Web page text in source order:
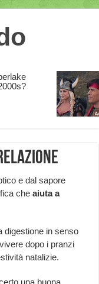
e dal sapore
cheaiuta a
digestione in senso
dopo i pranzi
natalizie.